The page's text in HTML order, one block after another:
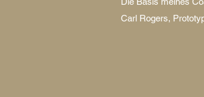
Carl Rogers,